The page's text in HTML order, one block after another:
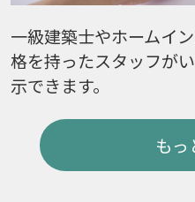
一級建築士やホームイ
格を持ったスタッフが
示できます。
もっ